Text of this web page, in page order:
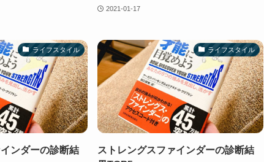
2021-01-17
ライフスタイル
ンダーの診断結
ライフスタイル
ストレングスファインダーの診断結